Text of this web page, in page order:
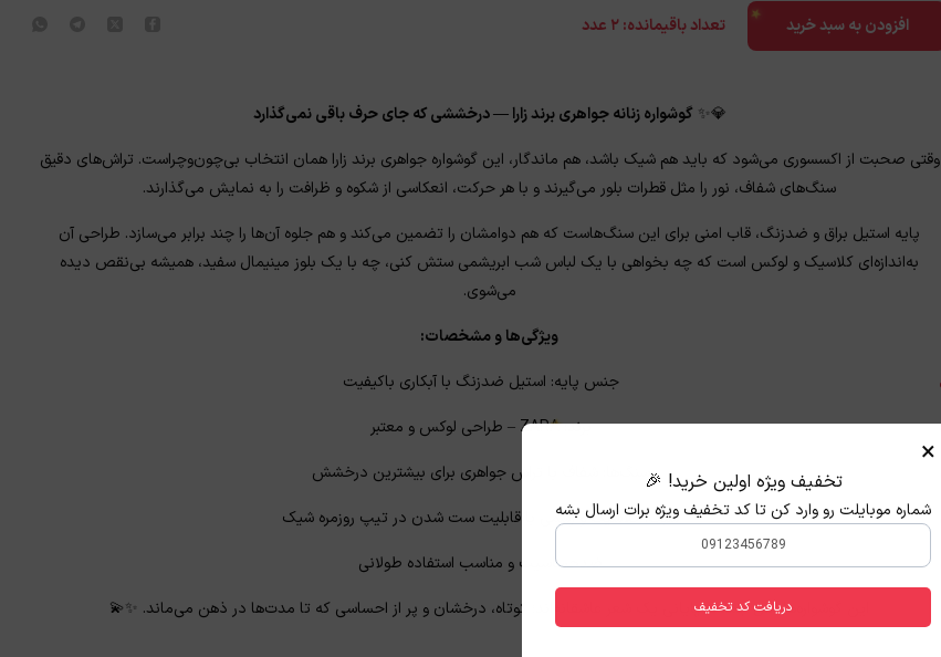
افزودن به سبد خرید تعداد باقیمانده:۲ عدد
💎✨ گوشواره زنانه جواهری برند زارا — درخششی که جای حرف باقی نمی‌گذارد
وقتی صحبت از اکسسوری می‌شود که باید هم شیک باشد، هم ماندگار، این گوشواره جواهری برند زارا همان انتخاب بی‌چون‌وچراست. تراش‌های دقیق
سنگ‌های شفاف، نور را مثل قطرات بلور می‌گیرند و با هر حرکت، انعکاسی از شکوه و ظرافت را به نمایش می‌گذارند.
پایه استیل براق و ضدزنگ، قاب امنی برای این سنگ‌هاست که هم دوامشان را تضمین می‌کند و هم جلوه‌ آن‌ها را چند برابر می‌سازد. طراحی آن
به‌اندازه‌ای کلاسیک و لوکس است که چه بخواهی با یک لباس شب ابریشمی ستش کنی، چه با یک بلوز مینیمال سفید، همیشه بی‌نقص دیده
می‌شوی.
ویژگی‌ها و مشخصات:
جنس پایه: استیل ضدزنگ با آبکاری باکیفیت
برند: ZARA – طراحی لوکس و معتبر
سنگ‌ها: شفاف با تراش جواهری برای بیشترین درخشش
سبک: کلاسیک و رسمی با قابلیت ست شدن در تیپ‌ روزمره شیک
ضدحساسیت و مناسب استفاده طولانی
این گوشواره‌ها مثل جملات پایانی یک شعر عاشقانه‌اند؛ کوتاه، درخشان و پر از احساسی که تا مدت‌ها در ذهن می‌ماند. ✨💫
×
تخفیف ویژه اولین خرید! 🎉
شماره موبایلت رو وارد کن تا کد تخفیف ویژه برات ارسال بشه
دریافت کد تخفیف
★